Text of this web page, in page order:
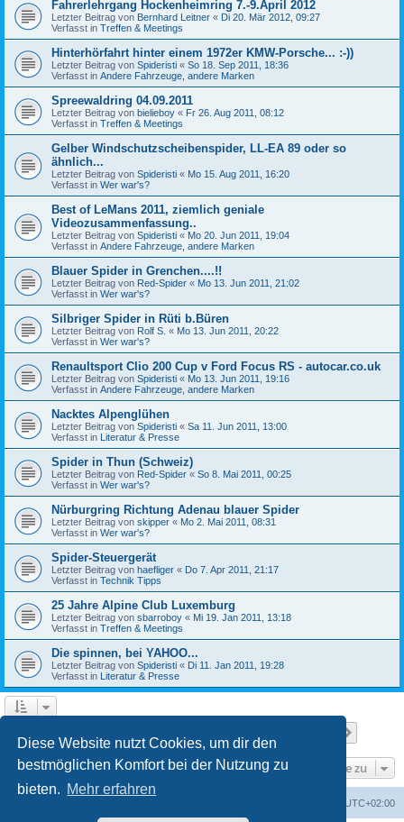
Diese Website nutzt Cookies, um dir den
bestmöglichen Komfort bei der Nutzung zu
bieten. Mehr erfahren
Fahrerlehrgang Hockenheimring 7.-9.April 2012
Letzter Beitrag von Bernhard Leitner « Di 20. Mär 2012, 09:27
Verfasst in Treffen & Meetings
Hinterhörfahrt hinter einem 1972er KMW-Porsche... :-))
Letzter Beitrag von Spideristi « So 18. Sep 2011, 18:36
Verfasst in Andere Fahrzeuge, andere Marken
Spreewaldring 04.09.2011
Letzter Beitrag von bielieboy « Fr 26. Aug 2011, 08:12
Verfasst in Treffen & Meetings
Gelber Windschutzscheibenspider, LL-EA 89 oder so
ähnlich...
Letzter Beitrag von Spideristi « Mo 15. Aug 2011, 16:20
Verfasst in Wer war's?
Best of LeMans 2011, ziemlich geniale
Videozusammenfassung..
Letzter Beitrag von Spideristi « Mo 20. Jun 2011, 19:04
Verfasst in Andere Fahrzeuge, andere Marken
Blauer Spider in Grenchen....!!
Letzter Beitrag von Red-Spider « Mo 13. Jun 2011, 21:02
Verfasst in Wer war's?
Silbriger Spider in Rüti b.Büren
Letzter Beitrag von Rolf S. « Mo 13. Jun 2011, 20:22
Verfasst in Wer war's?
Renaultsport Clio 200 Cup v Ford Focus RS - autocar.co.uk
Letzter Beitrag von Spideristi « Mo 13. Jun 2011, 19:16
Verfasst in Andere Fahrzeuge, andere Marken
Nacktes Alpenglühen
Letzter Beitrag von Spideristi « Sa 11. Jun 2011, 13:00
Verfasst in Literatur & Presse
Spider in Thun (Schweiz)
Letzter Beitrag von Red-Spider « So 8. Mai 2011, 00:25
Verfasst in Wer war's?
Nürburgring Richtung Adenau blauer Spider
Letzter Beitrag von skipper « Mo 2. Mai 2011, 08:31
Verfasst in Wer war's?
Spider-Steuergerät
Letzter Beitrag von haefliger « Do 7. Apr 2011, 21:17
Verfasst in Technik Tipps
25 Jahre Alpine Club Luxemburg
Letzter Beitrag von sbarroboy « Mi 19. Jan 2011, 13:18
Verfasst in Treffen & Meetings
Die spinnen, bei YAHOO...
Letzter Beitrag von Spideristi « Di 11. Jan 2011, 19:28
Verfasst in Literatur & Presse
Gehe zu
UTC+02:00